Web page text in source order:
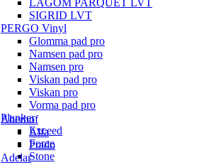
LAGOM PARQUET LVT
SIGRID LVT
PERGO Vinyl
Glomma pad pro
Namsen pad pro
Namsen pro
Viskan pad pro
Viskan pro
Vorma pad pro
Planker
Exceed
Force
Stone
Aberhof
Alfa
Prado
Adelar